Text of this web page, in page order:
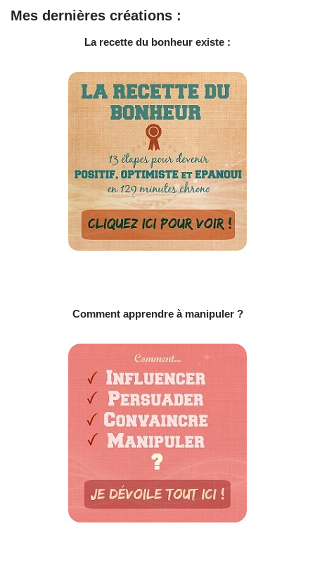
Mes dernières créations :
La recette du bonheur existe :
Comment apprendre à manipuler ?